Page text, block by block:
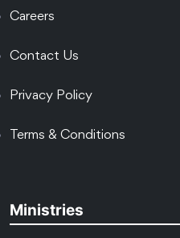
Careers
Contact Us
Privacy Policy
Terms & Conditions
Ministries